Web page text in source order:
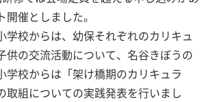
催としました。
学校からは、幼保それぞれのカリキュ
供の交流活動について、名谷きぼうの
学校からは「架け橋期のカリキュラ
取組についての実践発表を行いまし